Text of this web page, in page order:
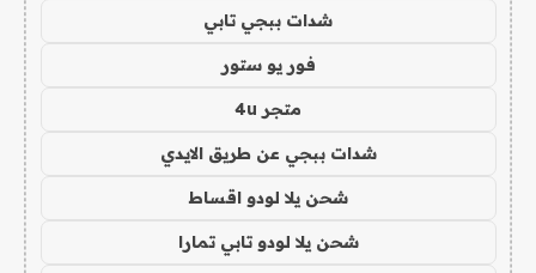
شدات ببجي تابي
فور يو ستور
متجر 4u
شدات ببجي عن طريق الايدي
شحن يلا لودو اقساط
شحن يلا لودو تابي تمارا